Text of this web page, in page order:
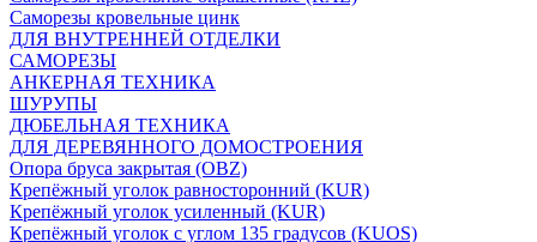
Саморезы кровельные цинк
ДЛЯ ВНУТРЕННЕЙ ОТДЕЛКИ
САМОРЕЗЫ
АНКЕРНАЯ ТЕХНИКА
ШУРУПЫ
ДЮБЕЛЬНАЯ ТЕХНИКА
ДЛЯ ДЕРЕВЯННОГО ДОМОСТРОЕНИЯ
Опора бруса закрытая (OBZ)
Крепёжный уголок равносторонний (KUR)
Крепёжный уголок усиленный (KUR)
Крепёжный уголок с углом 135 градусов (KUOS)